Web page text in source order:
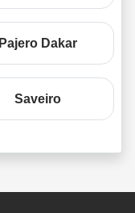
Pajero Dakar
Saveiro